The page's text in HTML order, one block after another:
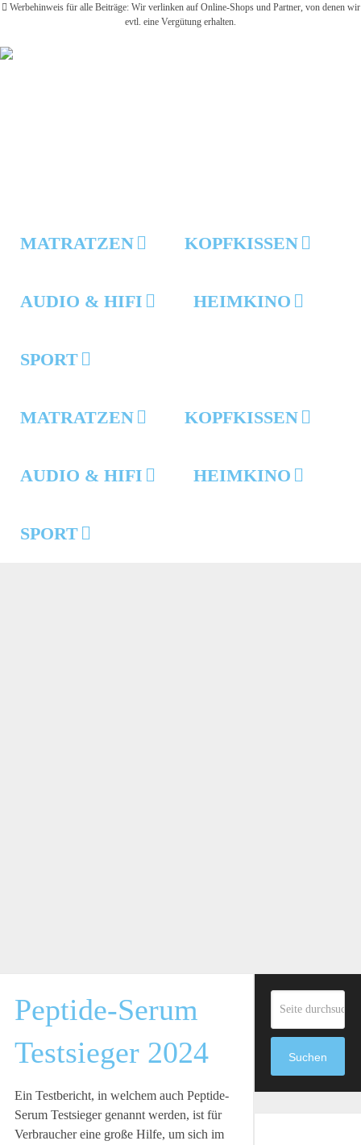
Werbehinweis für alle Beiträge: Wir verlinken auf Online-Shops und Partner, von denen wir
evtl. eine Vergütung erhalten.
MATRATZEN KOPFKISSEN
AUDIO & HIFI HEIMKINO
SPORT
MATRATZEN KOPFKISSEN
AUDIO & HIFI HEIMKINO
SPORT
Peptide-Serum
Testsieger 2024
Ein Testbericht, in welchem auch Peptide-
Serum Testsieger genannt werden, ist für
Verbraucher eine große Hilfe, um sich im
Suchen